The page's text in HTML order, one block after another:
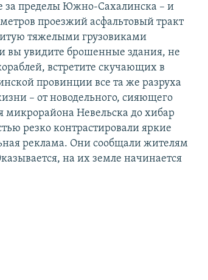
за пределы Южно-Сахалинска – и
проезжий асфальтовый тракт
тяжелыми грузовиками
вы увидите брошенные здания, не
встретите скучающих в
провинции все та же разруха
– от новодельного, сияющего
микрорайона Невельска до хибар
резко контрастировали яркие
реклама. Они сообщали жителям
на их земле начинается